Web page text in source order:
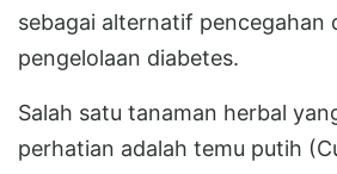
sebagai alternatif pencegahan
pengelolaan diabetes.
Salah satu tanaman herbal
perhatian adalah temu putih